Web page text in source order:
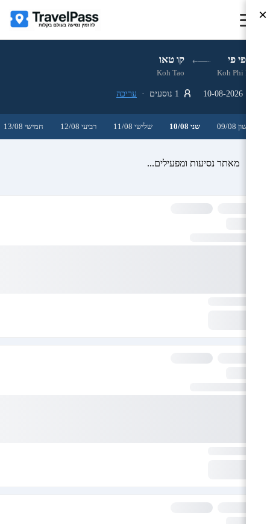
קו פי פי קו טאו
Koh Phi Phi
Koh Tao
עריכה
ראשון 09/08 שני 10/08 שלישי 11/08 רביעי 12/08 חמישי 13/08
מאתר נסיעות ומפעילים...
×